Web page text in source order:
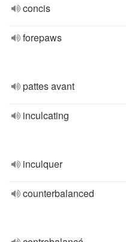
concis
forepaws
pattes avant
inculcating
inculquer
counterbalanced